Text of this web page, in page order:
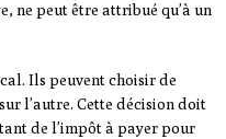
ne peut être attribué qu’à un
Ils peuvent choisir de
l’autre. Cette décision doit
de l’impôt à payer pour